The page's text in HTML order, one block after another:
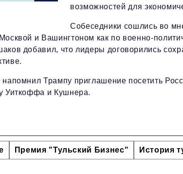
возможностей для
Собеседники сошлись во
и Вашингтоном как по военно-
добавил, что лидеры договорились
напомнил Трампу приглашение посетить
Уиткоффа и Кушнера.
Премия "Тульский Бизнес" История